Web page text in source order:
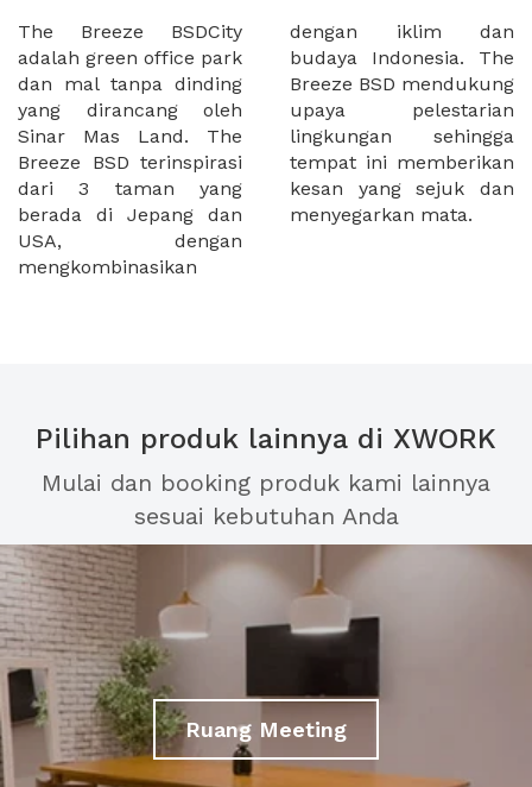
The Breeze BSDCity
adalah green office park
dan mal tanpa dinding
yang dirancang oleh
Sinar Mas Land. The
Breeze BSD terinspirasi
dari 3 taman yang
berada di Jepang dan
USA, dengan
mengkombinasikan
dengan iklim dan
budaya Indonesia. The
Breeze BSD mendukung
upaya pelestarian
lingkungan sehingga
tempat ini memberikan
kesan yang sejuk dan
menyegarkan mata.
Pilihan produk lainnya di XWORK
Mulai dan booking produk kami lainnya
sesuai kebutuhan Anda
Ruang Meeting